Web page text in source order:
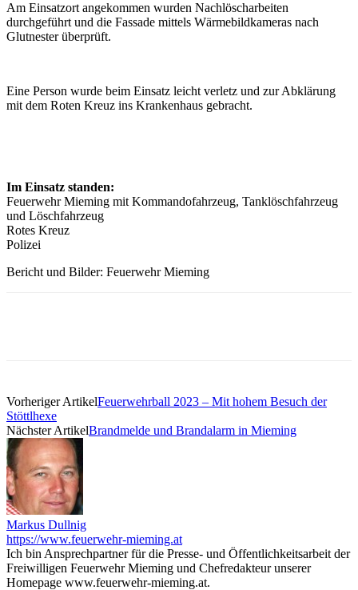
Am Einsatzort angekommen wurden Nachlöscharbeiten
durchgeführt und die Fassade mittels Wärmebildkameras nach
Glutnester überprüft.
Eine Person wurde beim Einsatz leicht verletz und zur Abklärung
mit dem Roten Kreuz ins Krankenhaus gebracht.
Im Einsatz standen:
Feuerwehr Mieming mit Kommandofahrzeug, Tanklöschfahrzeug
und Löschfahrzeug
Rotes Kreuz
Polizei
Bericht und Bilder: Feuerwehr Mieming
Vorheriger ArtikelFeuerwehrball 2023 – Mit hohem Besuch der
Stöttlhexe
Nächster ArtikelBrandmelde und Brandalarm in Mieming
Markus Dullnig
https://www.feuerwehr-mieming.at
Ich bin Ansprechpartner für die Presse- und Öffentlichkeitsarbeit der
Freiwilligen Feuerwehr Mieming und Chefredakteur unserer
Homepage www.feuerwehr-mieming.at.